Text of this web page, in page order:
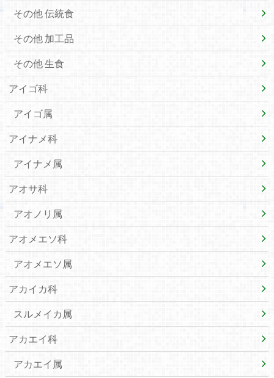
その他 伝統食
その他 加工品
その他 生食
アイゴ科
アイゴ属
アイナメ科
アイナメ属
アオサ科
アオノリ属
アオメエソ科
アオメエソ属
アカイカ科
スルメイカ属
アカエイ科
アカエイ属